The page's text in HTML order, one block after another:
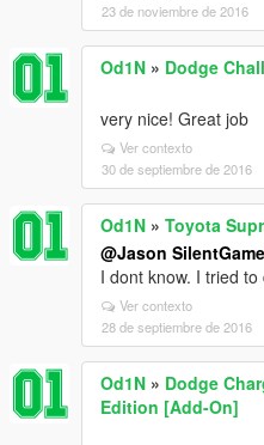
23 de noviembre de 2016
Od1N » Dodge
very nice! Great job
Ver contexto
30 de septiembre de 2016
Od1N » Toyota
@Jason
I dont know. I tried
Ver contexto
28 de septiembre de 2016
Od1N » Dodge
Edition [Add-On]